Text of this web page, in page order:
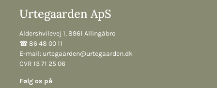
Urtegaarden ApS
Aldershvilevej 1, 8961 Allingåbro
☎︎ 86 48 00 11
E-mail: urtegaarden@urtegaarden.dk
CVR 13 71 25 06
Følg os på